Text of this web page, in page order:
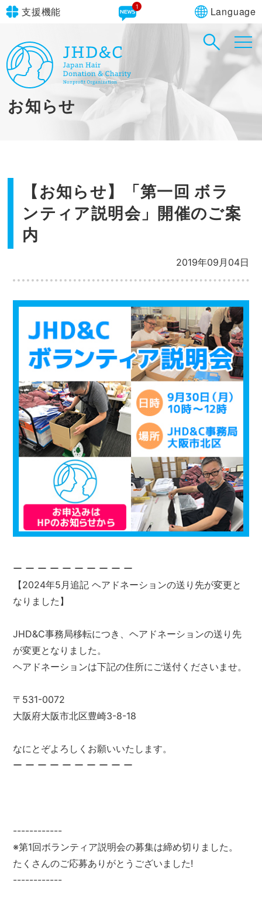
支援機能
文字サイズ 標準
青 黒
やさしいにほんご
1 Language
in simple English
お知らせ
【お知らせ】「第一回 ボラ
ンティア説明会」開催のご案
内
2019年09月04日
ー ー ー ー ー ー ー ー ー ー
【2024年5月追記 ヘアドネーションの送り先が変更と
なりました】
JHD&C事務局移転につき、ヘアドネーションの送り先
が変更となりました。
ヘアドネーションは下記の住所にご送付くださいませ。
〒531-0072
大阪府大阪市北区豊崎3-8-18
なにとぞよろしくお願いいたします。
ー ー ー ー ー ー ー ー ー ー
------------
※第1回ボランティア説明会の募集は締め切りました。
たくさんのご応募ありがとうございました!
------------